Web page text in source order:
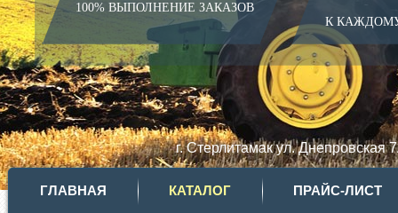
100% ВЫПОЛНЕНИЕ ЗАКАЗОВ
К
г. Стерлитамак ул. Днепровская
ГЛАВНАЯ КАТАЛОГ ПРАЙС-ЛИСТ